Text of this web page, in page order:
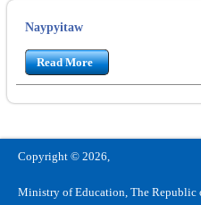
Naypyitaw
Read More
Copyright © 2026,
Ministry of Education, The